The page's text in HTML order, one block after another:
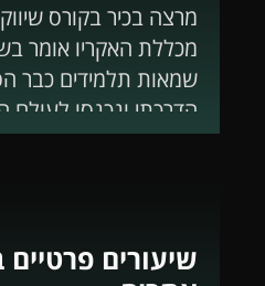
מרצה בכיר בקורס
מכללת האקריו אומר
שמאות תלמידים כבר
הדרכתי ונכנסו לעולם
מספקת יותר מהכל.
לצבור ניסיון של שנה
שיעורים פרטיים